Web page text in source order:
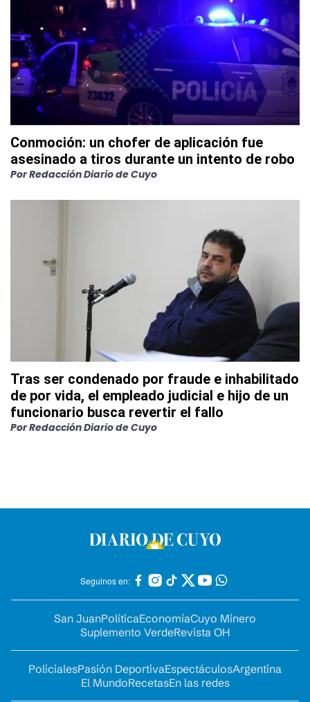
Conmoción: un chofer de aplicación fue
asesinado a tiros durante un intento de robo
PorRedacción Diario de Cuyo
Tras ser condenado por fraude e inhabilitado
de por vida, el empleado judicial e hijo de un
funcionario busca revertir el fallo
PorRedacción Diario de Cuyo
Seguinos en:
San JuanPolíticaEconomíaCuyo Minero
Suplemento VerdeRevista OH
PolicialesPasión DeportivaEspectáculosArgentina
El MundoRecetasEn las redes